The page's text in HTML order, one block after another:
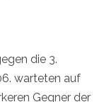
die 3.
warteten auf
Gegner der